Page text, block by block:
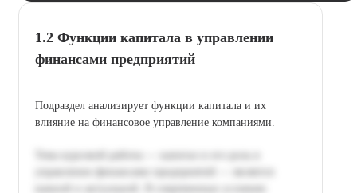
1.2 Функции капитала в управлении
финансами предприятий
Подраздел анализирует функции капитала и их
влияние на финансовое управление компаниями.